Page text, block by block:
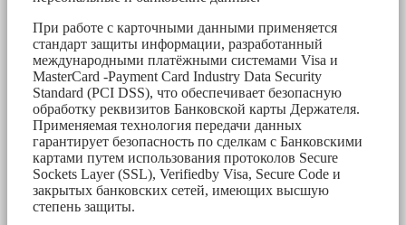
При работе с карточными данными применяется
стандарт защиты информации, разработанный
международными платёжными системами Visa и
MasterCard -Payment Card Industry Data Security
Standard (PCI DSS), что обеспечивает безопасную
обработку реквизитов Банковской карты Держателя.
Применяемая технология передачи данных
гарантирует безопасность по сделкам с Банковскими
картами путем использования протоколов Secure
Sockets Layer (SSL), Verifiedby Visa, Secure Code и
закрытых банковских сетей, имеющих высшую
степень защиты.